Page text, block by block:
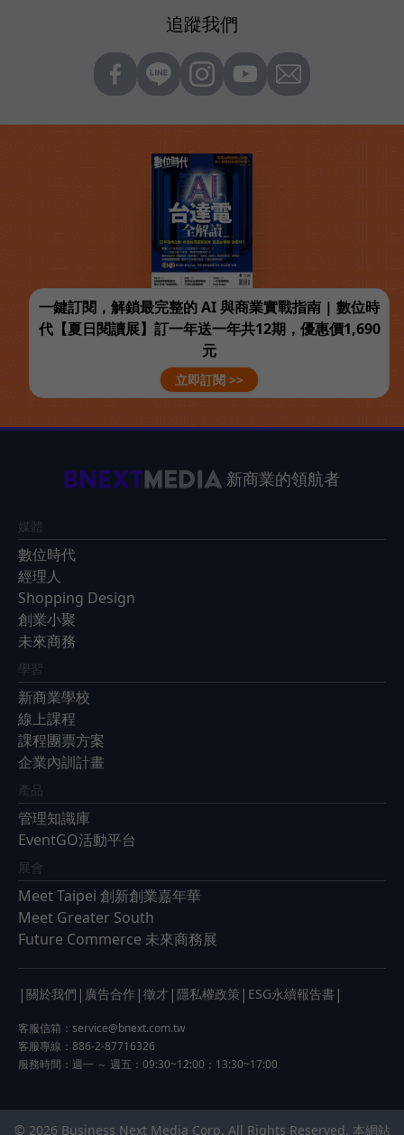
追蹤我們
一鍵訂閱，解鎖最完整的 AI 與商業實戰指南 | 數位時
代【夏日閱讀展】訂一年送一年共12期，優惠價1,690
元
立即訂閱 >>
新商業的領航者
媒體
數位時代
經理人
Shopping Design
創業小聚
未來商務
學習
新商業學校
線上課程
課程團票方案
企業內訓計畫
產品
管理知識庫
EventGO活動平台
展會
Meet Taipei 創新創業嘉年華
Meet Greater South
Future Commerce 未來商務展
| 關於我們 | 廣告合作 | 徵才 | 隱私權政策 | ESG永續報告書 |
客服信箱： service@bnext.com.tw
客服專線：886-2-87716326
服務時間：週一 ～ 週五：09:30~12:00；13:30~17:00
© 2026 Business Next Media Corp. All Rights Reserved. 本網站